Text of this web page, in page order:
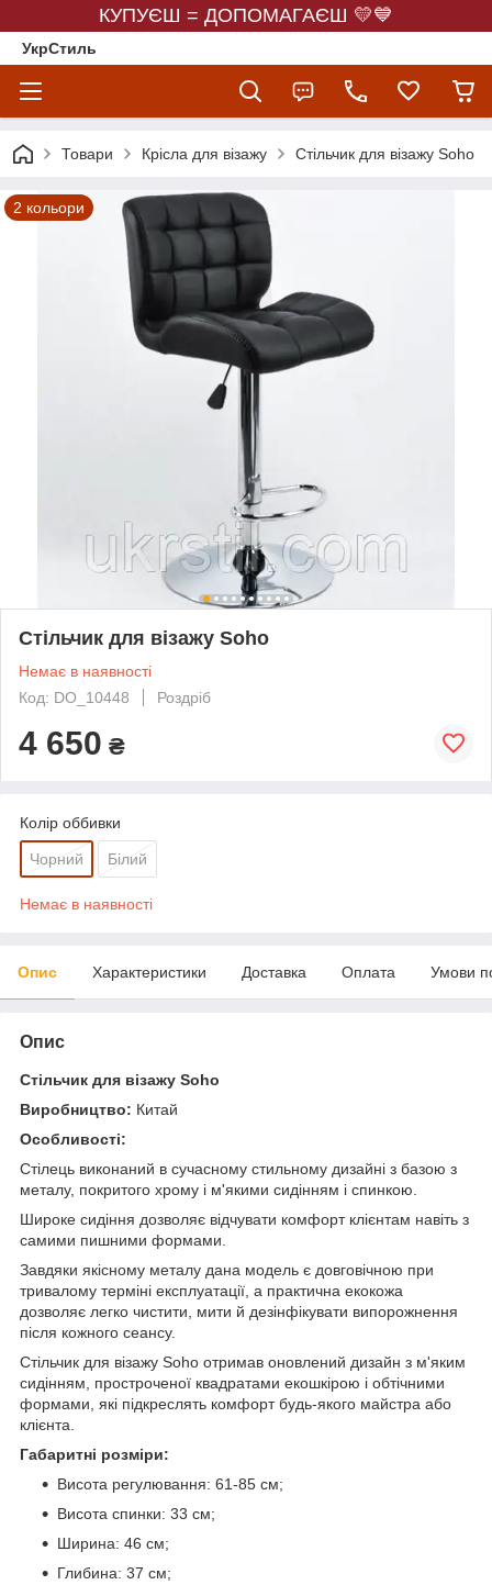
КУПУЄШ = ДОПОМАГАЄШ 💛💙
УкрСтиль
Товари Крісла для візажу Стільчик для візажу Soho
2 кольори
Стільчик для візажу Soho
Немає в наявності
Код: DO_10448
Роздріб
4 650 ₴
Колір оббивки
Чорний Білий
Немає в наявності
Опис Характеристики Доставка Оплата Умови
Опис
Стільчик для візажу Soho
Виробництво: Китай
Особливості:
Стілець виконаний в сучасному стильному дизайні з базою з
металу, покритого хрому і м'якими сидінням і спинкою.
Широке сидіння дозволяє відчувати комфорт клієнтам навіть з
самими пишними формами.
Завдяки якісному металу дана модель є довговічною при
тривалому терміні експлуатації, а практична екокожа
дозволяє легко чистити, мити й дезінфікувати випорожнення
після кожного сеансу.
Стільчик для візажу Soho отримав оновлений дизайн з м'яким
сидінням, простроченої квадратами екошкірою і обтічними
формами, які підкреслять комфорт будь-якого майстра або
клієнта.
Габаритні розміри:
Висота регулювання: 61-85 см;
Висота спинки: 33 см;
Ширина: 46 см;
Глибина: 37 см;